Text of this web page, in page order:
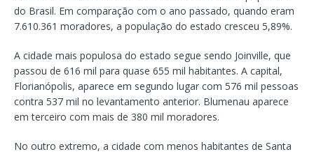
do Brasil. Em comparação com o ano passado, quando eram
7.610.361 moradores, a população do estado cresceu 5,89%.
A cidade mais populosa do estado segue sendo Joinville, que
passou de 616 mil para quase 655 mil habitantes. A capital,
Florianópolis, aparece em segundo lugar com 576 mil pessoas
contra 537 mil no levantamento anterior. Blumenau aparece
em terceiro com mais de 380 mil moradores.
No outro extremo, a cidade com menos habitantes de Santa